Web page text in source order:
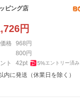
ピング店
円
格 968円
800円
ト
42pt 5%エントリー済み
内に発送（休業日を除く）